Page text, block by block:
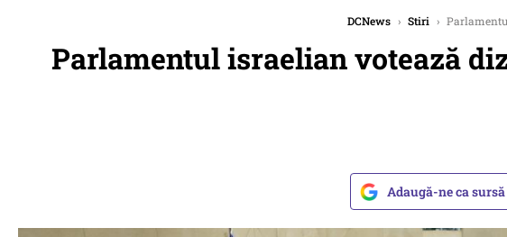
DCNews › Stiri ›
Parlamentul israelian votează
Adaugă-ne ca